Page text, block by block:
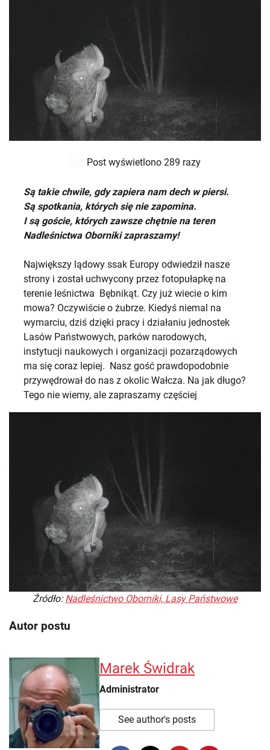
Post wyświetlono 289 razy
Są takie chwile, gdy zapiera nam dech w piersi.
Są spotkania, których się nie zapomina.
I są goście, których zawsze chętnie na teren
Nadleśnictwa Oborniki zapraszamy!
Największy lądowy ssak Europy odwiedził nasze
strony i został uchwycony przez fotopułapkę na
terenie leśnictwa Bębnikąt. Czy już wiecie o kim
mowa? Oczywiście o żubrze. Kiedyś niemal na
wymarciu, dziś dzięki pracy i działaniu jednostek
Lasów Państwowych, parków narodowych,
instytucji naukowych i organizacji pozarządowych
ma się coraz lepiej. Nasz gość prawdopodobnie
przywędrował do nas z okolic Wałcza. Na jak długo?
Tego nie wiemy, ale zapraszamy częściej
Źródło: Nadleśnictwo Oborniki, Lasy Państwowe
Autor postu
Marek Świdrak
Administrator
See author's posts